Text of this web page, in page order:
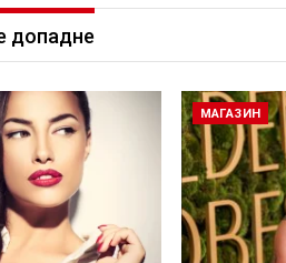
допадне
МАГАЗИН